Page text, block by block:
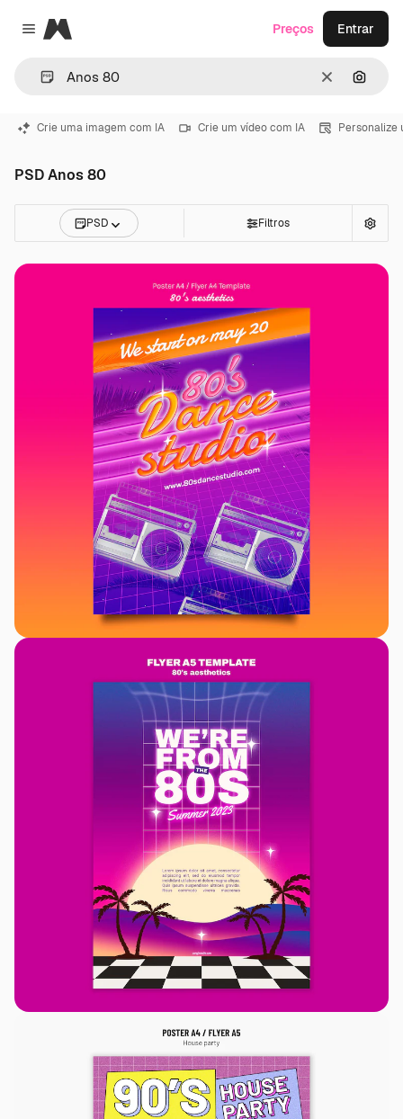
Close menu
Magnific
Limpar
Preços Entrar
Crie uma imagem com IA Crie um vídeo com IA Personalize
PSD Anos 80
PSD Filtros